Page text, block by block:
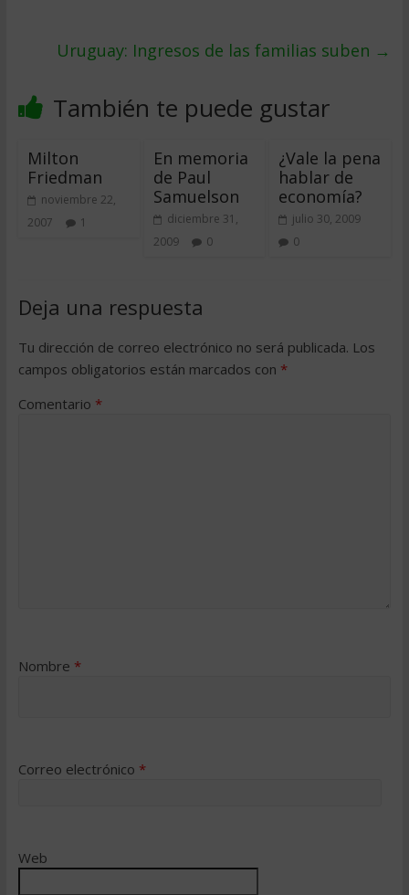
Uruguay: Ingresos de las familias suben →
También te puede gustar
Milton
Friedman
noviembre 22,
2007
1
En memoria
de Paul
Samuelson
diciembre 31,
2009
0
¿Vale la pena
hablar de
economía?
julio 30, 2009
0
Deja una respuesta
Tu dirección de correo electrónico no será publicada. Los
campos obligatorios están marcados con *
Comentario *
Nombre *
Correo electrónico *
Web